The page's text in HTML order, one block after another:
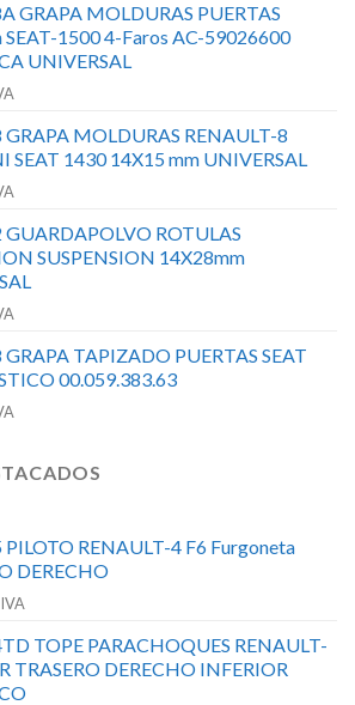
GRAPA MOLDURAS PUERTAS
SEAT-1500 4-Faros AC-59026600
UNIVERSAL
MOLDURAS RENAULT-8
SEAT 1430 14X15 mm UNIVERSAL
ROTULAS
SUSPENSION 14X28mm
TAPIZADO PUERTAS SEAT
00.059.383.63
RENAULT-4 F6 Furgoneta
DERECHO
TOPE PARACHOQUES RENAULT-
TRASERO DERECHO INFERIOR